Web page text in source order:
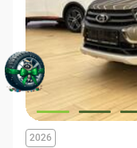
2026